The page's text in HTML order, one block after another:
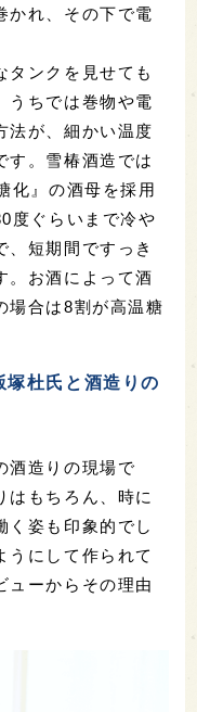
かれ、その下で電
タンクを見せても
うちでは巻物や電
法が、細かい温度
す。雪椿酒造では
化』の酒母を採用
度ぐらいまで冷や
、短期間ですっき
。お酒によって酒
場合は8割が高温糖
杜氏と酒造りの
酒造りの現場で
はもちろん、時に
く姿も印象的でし
うにして作られて
ューからその理由